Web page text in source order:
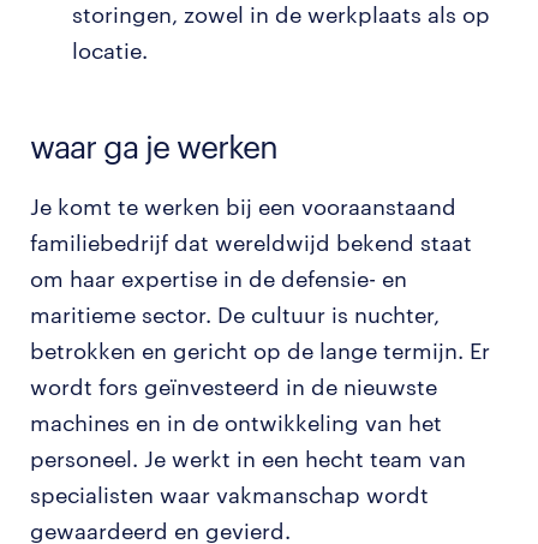
storingen, zowel in de werkplaats als op
locatie.
waar ga je werken
Je komt te werken bij een vooraanstaand
familiebedrijf dat wereldwijd bekend staat
om haar expertise in de defensie- en
maritieme sector. De cultuur is nuchter,
betrokken en gericht op de lange termijn. Er
wordt fors geïnvesteerd in de nieuwste
machines en in de ontwikkeling van het
personeel. Je werkt in een hecht team van
specialisten waar vakmanschap wordt
gewaardeerd en gevierd.